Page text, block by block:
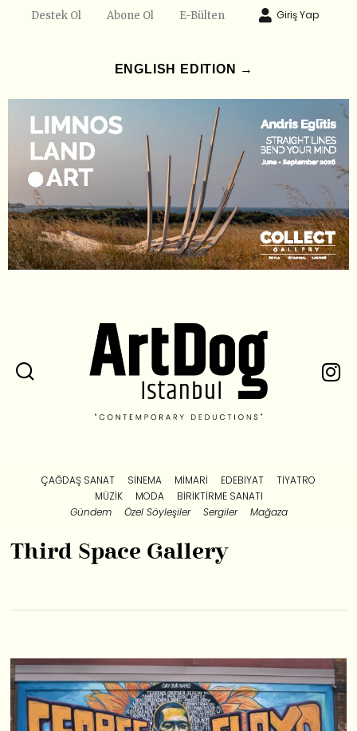
Destek Ol Abone Ol E-Bülten Giriş Yap
ENGLISH EDITION →
ÇAĞDAŞ SANAT SINEMA MIMARI EDEBIYAT
TIYATRO
MÜZIK
MODA
BIRIKTIRME SANATI
Gündem
Özel Söyleşiler Sergiler Mağaza
Third Space Gallery